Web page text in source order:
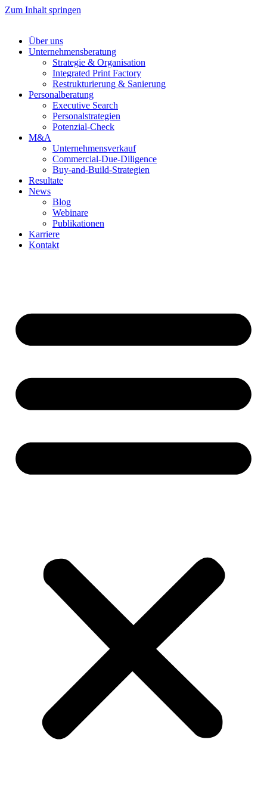
Zum Inhalt springen
Über uns
Unternehmensberatung
Strategie & Organisation
Integrated Print Factory
Restrukturierung & Sanierung
Personalberatung
Executive Search
Personalstrategien
Potenzial-Check
M&A
Unternehmensverkauf
Commercial-Due-Diligence
Buy-and-Build-Strategien
Resultate
News
Blog
Webinare
Publikationen
Karriere
Kontakt